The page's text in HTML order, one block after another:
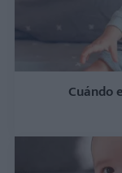
Cuándo